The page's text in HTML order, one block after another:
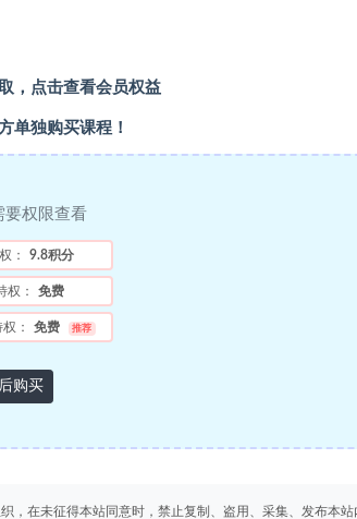
，点击查看会员权益
单独购买课程！
要权限查看
： 9.8积分
权： 免费
： 免费 推荐
购买
在未征得本站同意时，禁止复制、盗用、采集、发布本站